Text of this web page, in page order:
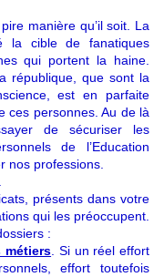
manière qu’il soit. La
la cible de fanatiques
qui portent la haine.
république, que sont la
est en parfaite
ces personnes. Au de là
de sécuriser les
de l’Education
nos professions.
présents dans votre
qui les préoccupent.
:
métiers . Si un réel effort
effort toutefois